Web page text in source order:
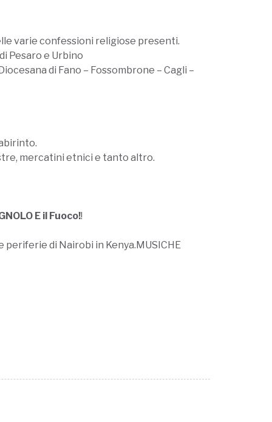
varie confessioni religiose presenti.
Pesaro e Urbino
di Fano – Fossombrone – Cagli –
mercatini etnici e tanto altro.
E il Fuoco!!
di Nairobi in Kenya.MUSICHE